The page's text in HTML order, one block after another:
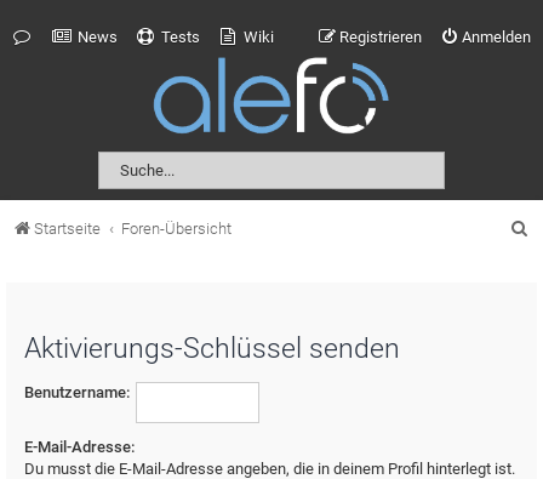
News Tests Wiki Anmelden
Registrieren
Startseite Foren-Übersicht
Aktivierungs-Schlüssel senden
Benutzername:
E-Mail-Adresse:
Du musst die E-Mail-Adresse angeben, die in deinem Profil hinterlegt ist.